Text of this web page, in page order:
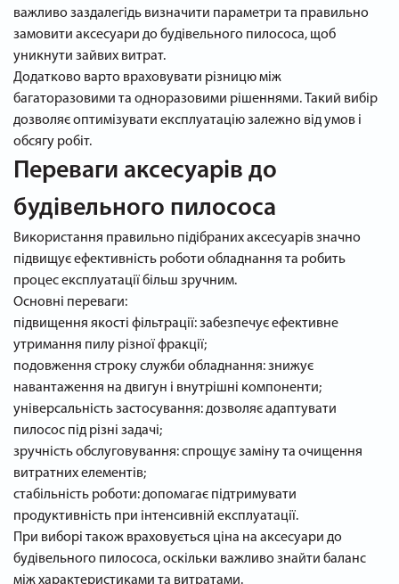
важливо заздалегідь визначити параметри та правильно
замовити аксесуари до будівельного пилососа, щоб
уникнути зайвих витрат.
Додатково варто враховувати різницю між
багаторазовими та одноразовими рішеннями. Такий вибір
дозволяє оптимізувати експлуатацію залежно від умов і
обсягу робіт.
Переваги аксесуарів до
будівельного пилососа
Використання правильно підібраних аксесуарів значно
підвищує ефективність роботи обладнання та робить
процес експлуатації більш зручним.
Основні переваги:
підвищення якості фільтрації: забезпечує ефективне
утримання пилу різної фракції;
подовження строку служби обладнання: знижує
навантаження на двигун і внутрішні компоненти;
універсальність застосування: дозволяє адаптувати
пилосос під різні задачі;
зручність обслуговування: спрощує заміну та очищення
витратних елементів;
стабільність роботи: допомагає підтримувати
продуктивність при інтенсивній експлуатації.
При виборі також враховується ціна на аксесуари до
будівельного пилососа, оскільки важливо знайти баланс
між характеристиками та витратами.